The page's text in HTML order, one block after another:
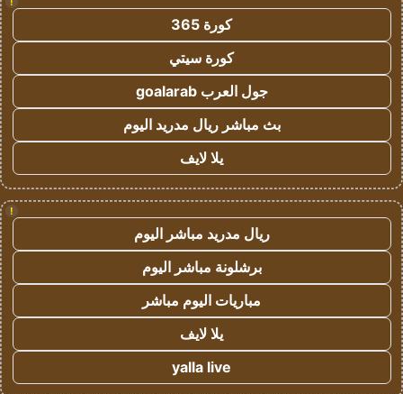
كورة 365
كورة سيتي
جول العرب goalarab
بث مباشر ريال مدريد اليوم
يلا لايف
!
ريال مدريد مباشر اليوم
برشلونة مباشر اليوم
مباريات اليوم مباشر
يلا لايف
yalla live